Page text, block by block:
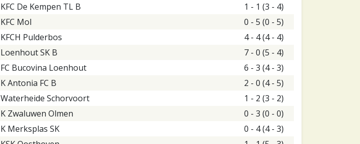
KFC De Kempen TL B
1 - 1 (3 - 4)
KFC Mol
0 - 5 (0 - 5)
KFCH Pulderbos
4 - 4 (4 - 4)
Loenhout SK B
7 - 0 (5 - 4)
FC Bucovina Loenhout
6 - 3 (4 - 3)
K Antonia FC B
2 - 0 (4 - 5)
Waterheide Schorvoort
1 - 2 (3 - 2)
K Zwaluwen Olmen
0 - 3 (0 - 0)
K Merksplas SK
0 - 4 (4 - 3)